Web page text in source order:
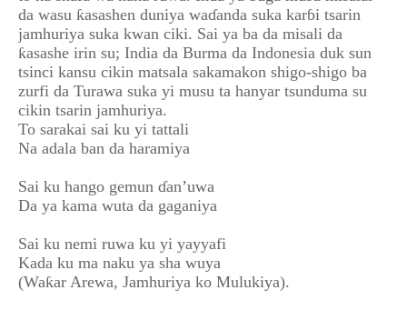
da wasu ƙasashen duniya waɗanda suka karɓi tsarin
jamhuriya suka kwan ciki. Sai ya ba da misali da
ƙasashe irin su; India da Burma da Indonesia duk sun
tsinci kansu cikin matsala sakamakon shigo-shigo ba
zurfi da Turawa suka yi musu ta hanyar tsunduma su
cikin tsarin jamhuriya.
To sarakai sai ku yi tattali
Na adala ban da haramiya
Sai ku hango gemun ɗan’uwa
Da ya kama wuta da gaganiya
Sai ku nemi ruwa ku yi yayyafi
Kada ku ma naku ya sha wuya
(Waƙar Arewa, Jamhuriya ko Mulukiya).